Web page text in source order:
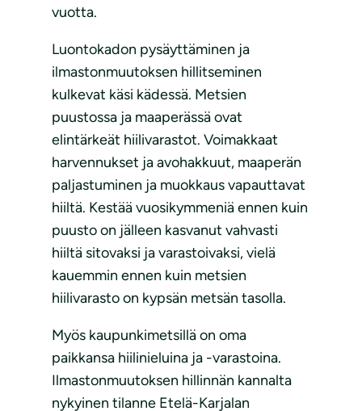
vuotta.
Luontokadon pysäyttäminen ja
ilmastonmuutoksen hillitseminen
kulkevat käsi kädessä. Metsien
puustossa ja maaperässä ovat
elintärkeät hiilivarastot. Voimakkaat
harvennukset ja avohakkuut, maaperän
paljastuminen ja muokkaus vapauttavat
hiiltä. Kestää vuosikymmeniä ennen kuin
puusto on jälleen kasvanut vahvasti
hiiltä sitovaksi ja varastoivaksi, vielä
kauemmin ennen kuin metsien
hiilivarasto on kypsän metsän tasolla.
Myös kaupunkimetsillä on oma
paikkansa hiilinieluina ja -varastoina.
Ilmastonmuutoksen hillinnän kannalta
nykyinen tilanne Etelä-Karjalan